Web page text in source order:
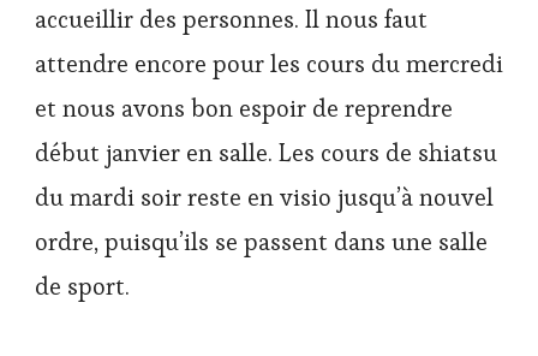
accueillir des personnes. Il nous faut
attendre encore pour les cours du mercredi
et nous avons bon espoir de reprendre
début janvier en salle. Les cours de shiatsu
du mardi soir reste en visio jusqu’à nouvel
ordre, puisqu’ils se passent dans une salle
de sport.